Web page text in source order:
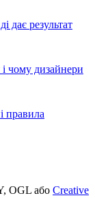
дає результат
чому дизайнери
правила
OGL або Creative